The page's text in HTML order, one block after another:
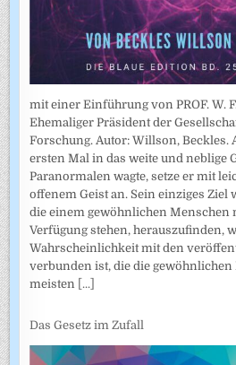
mit einer Einführung von PROF. W. F.
Ehemaliger Präsident der
Forschung. Autor: Willson, Beckles.
ersten Mal in das weite und neblige
Paranormalen wagte, setze er mit
offenem Geist an. Sein einziges Ziel
die einem gewöhnlichen
Verfügung stehen, herauszufinden,
Wahrscheinlichkeit mit den
verbunden ist, die die gewöhnlichen
meisten [...]
Das Gesetz im Zufall